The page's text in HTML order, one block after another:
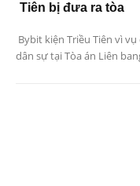
Tiên bị đưa ra tòa
Bybit kiện Triều Tiên vì
dân sự tại Tòa án Liên